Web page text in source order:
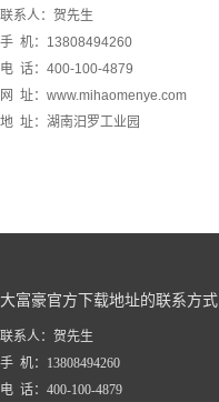
联系人：贺先生
手 机：13808494260
电 话：400-100-4879
网 址：www.mihaomenye.com
地 址：湖南汨罗工业园
大富豪官方下载地址的联系方式
联系人：贺先生
手 机：13808494260
电 话：400-100-4879